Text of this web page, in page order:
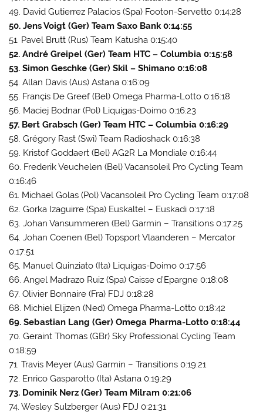
49. David Gutierrez Palacios (Spa) Footon-Servetto 0:14:28
50. Jens Voigt (Ger) Team Saxo Bank 0:14:55
51. Pavel Brutt (Rus) Team Katusha 0:15:40
52. André Greipel (Ger) Team HTC – Columbia 0:15:58
53. Simon Geschke (Ger) Skil – Shimano 0:16:08
54. Allan Davis (Aus) Astana 0:16:09
55. Françis De Greef (Bel) Omega Pharma-Lotto 0:16:18
56. Maciej Bodnar (Pol) Liquigas-Doimo 0:16:23
57. Bert Grabsch (Ger) Team HTC – Columbia 0:16:29
58. Grégory Rast (Swi) Team Radioshack 0:16:38
59. Kristof Goddaert (Bel) AG2R La Mondiale 0:16:44
60. Frederik Veuchelen (Bel) Vacansoleil Pro Cycling Team
0:16:46
61. Michael Golas (Pol) Vacansoleil Pro Cycling Team 0:17:08
62. Gorka Izaguirre (Spa) Euskaltel – Euskadi 0:17:18
63. Johan Vansummeren (Bel) Garmin – Transitions 0:17:25
64. Johan Coenen (Bel) Topsport Vlaanderen – Mercator
0:17:51
65. Manuel Quinziato (Ita) Liquigas-Doimo 0:17:56
66. Angel Madrazo Ruiz (Spa) Caisse d’Epargne 0:18:08
67. Olivier Bonnaire (Fra) FDJ 0:18:28
68. Michiel Elijzen (Ned) Omega Pharma-Lotto 0:18:42
69. Sebastian Lang (Ger) Omega Pharma-Lotto 0:18:44
70. Geraint Thomas (GBr) Sky Professional Cycling Team
0:18:59
71. Travis Meyer (Aus) Garmin – Transitions 0:19:21
72. Enrico Gasparotto (Ita) Astana 0:19:29
73. Dominik Nerz (Ger) Team Milram 0:21:06
74. Wesley Sulzberger (Aus) FDJ 0:21:31